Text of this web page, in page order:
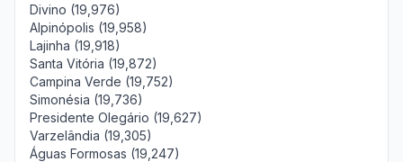
Divino (19,976)
Alpinópolis (19,958)
Lajinha (19,918)
Santa Vitória (19,872)
Campina Verde (19,752)
Simonésia (19,736)
Presidente Olegário (19,627)
Varzelândia (19,305)
Águas Formosas (19,247)